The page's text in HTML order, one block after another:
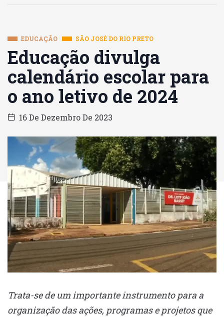
EDUCAÇÃO SÃO JOSÉ DO RIO PRETO
Educação divulga
calendário escolar para
o ano letivo de 2024
16 De Dezembro De 2023
Trata-se de um importante instrumento para a
organização das ações, programas e projetos que